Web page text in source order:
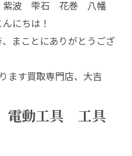
波 雫石 花巻 八幡
にちは！
まことにありがとうござ
ます買取専門店、大吉
電動工具 工具